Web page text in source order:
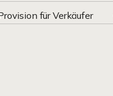
für Verkäufer